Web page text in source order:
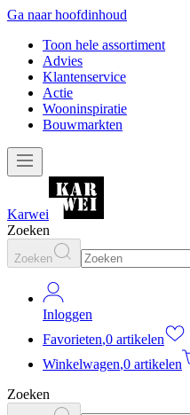
Ga naar hoofdinhoud
Toon hele assortiment
Advies
Klantenservice
Actie
Wooninspiratie
Bouwmarkten
Karwei
Zoeken
Zoeken
Inloggen
Favorieten,0 artikelen
Winkelwagen,0 artikelen
Zoeken